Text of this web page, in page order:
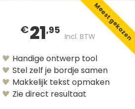
€21,95
Incl. BTWMeest gekozen
Handige ontwerp tool
Stel zelf je bordje samen
Makkelijk tekst opmaken
Zie direct resultaat